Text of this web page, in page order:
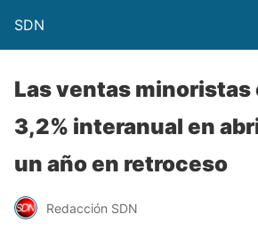
SDN
Las ventas minoristas
3,2% interanual en
un año en retroceso
Redacción SDN